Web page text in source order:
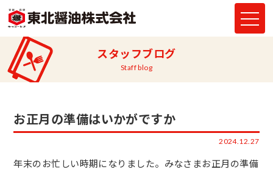
スタッフブログ
Staff blog
お正月の準備はいかがですか
2024.12.27
年末のお忙しい時期になりました。みなさまお正月の準備